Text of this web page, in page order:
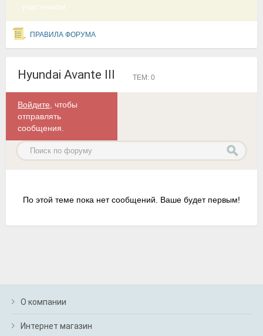
участником
ПРАВИЛА ФОРУМА
Hyundai Avante III ТЕМ: 0
Войдите , чтобы
отправлять
сообщения.
По этой теме пока нет сообщений. Ваше будет первым!
О компании
Интернет магазин